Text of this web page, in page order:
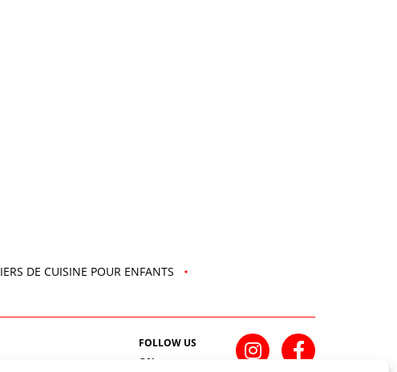
DE CUISINE POUR ENFANTS
FOLLOW US
ON